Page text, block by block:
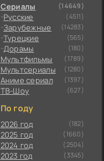
Сериалы (14649)
Русские (4511)
Зарубежные (14283)
Турецкие (565)
Дорамы (180)
Мультфильмы (1789)
Мультсериалы (1280)
Аниме сериал (1397)
ТВ-Шоу (627)
По году
2026 год (182)
2025 год (1660)
2024 год (2504)
2023 год (3345)